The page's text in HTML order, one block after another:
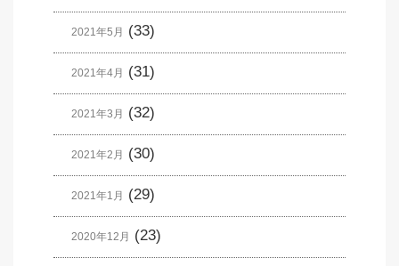
2021年5月 (33)
2021年4月 (31)
2021年3月 (32)
2021年2月 (30)
2021年1月 (29)
2020年12月 (23)